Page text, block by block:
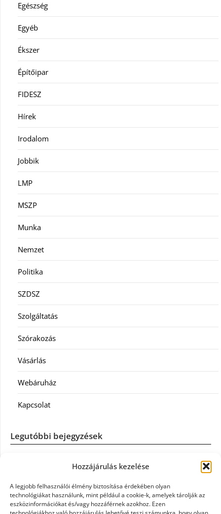
Hozzájárulás kezelése
A legjobb felhasználói élmény biztosítása érdekében olyan
technológiákat használunk, mint például a cookie-k, amelyek tárolják az
eszközinformációkat és/vagy hozzáférnek azokhoz. Ezen
Egészség
Egyéb
Ékszer
Építőipar
FIDESZ
Hírek
Irodalom
Jobbik
LMP
MSZP
Munka
Nemzet
Politika
SZDSZ
Szolgáltatás
Szórakozás
Vásárlás
Webáruház
Kapcsolat
Legutóbbi bejegyzések
Casco szélvédőcsere: mikor éri meg a biztosítást igénybe
Könyvelés: mikor érdemes könyvelőt váltani?